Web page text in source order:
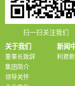
扫一扫关注我们
关于我们
董事长致辞
集团简介
领导关怀
新闻
利君